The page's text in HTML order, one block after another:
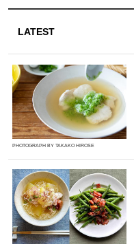
LATEST
PHOTOGRAPH BY TAKAKO HIROSE